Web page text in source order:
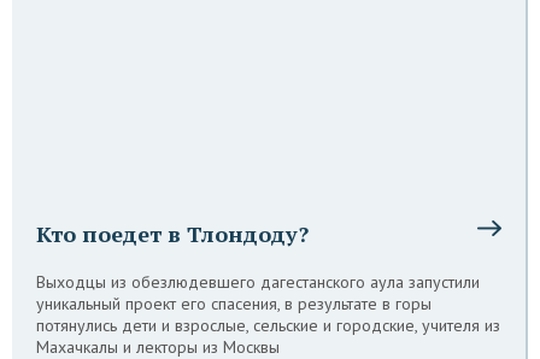
Кто поедет в Тлондоду?
Выходцы из обезлюдевшего дагестанского аула запустили
уникальный проект его спасения, в результате в горы
потянулись дети и взрослые, сельские и городские, учителя из
Махачкалы и лекторы из Москвы